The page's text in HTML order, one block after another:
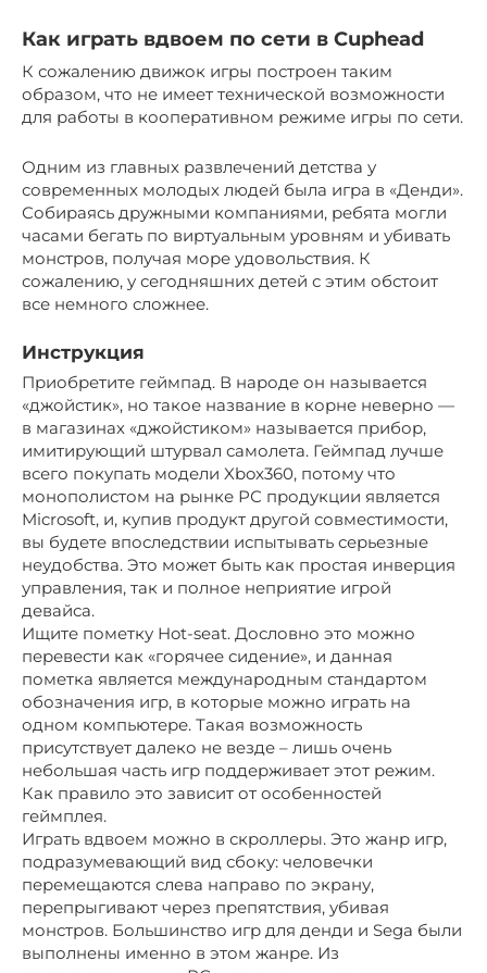
Как играть вдвоем по сети в Cuphead
К сожалению движок игры построен таким
образом, что не имеет технической возможности
для работы в кооперативном режиме игры по сети.
Одним из главных развлечений детства у
современных молодых людей была игра в «Денди».
Собираясь дружными компаниями, ребята могли
часами бегать по виртуальным уровням и убивать
монстров, получая море удовольствия. К
сожалению, у сегодняшних детей с этим обстоит
все немного сложнее.
Инструкция
Приобретите геймпад. В народе он называется
«джойстик», но такое название в корне неверно —
в магазинах «джойстиком» называется прибор,
имитирующий штурвал самолета. Геймпад лучше
всего покупать модели Xbox360, потому что
монополистом на рынке РС продукции является
Microsoft, и, купив продукт другой совместимости,
вы будете впоследствии испытывать серьезные
неудобства. Это может быть как простая инверция
управления, так и полное неприятие игрой
девайса.
Ищите пометку Hot-seat. Дословно это можно
перевести как «горячее сидение», и данная
пометка является международным стандартом
обозначения игр, в которые можно играть на
одном компьютере. Такая возможность
присутствует далеко не везде – лишь очень
небольшая часть игр поддерживает этот режим.
Как правило это зависит от особенностей
геймплея.
Играть вдвоем можно в скроллеры. Это жанр игр,
подразумевающий вид сбоку: человечки
перемещаются слева направо по экрану,
перепрыгивают через препятствия, убивая
монстров. Большинство игр для денди и Sega были
выполнены именно в этом жанре. Из